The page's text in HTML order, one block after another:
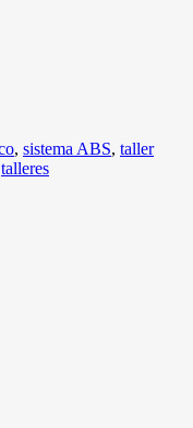
, sistema ABS, taller
talleres